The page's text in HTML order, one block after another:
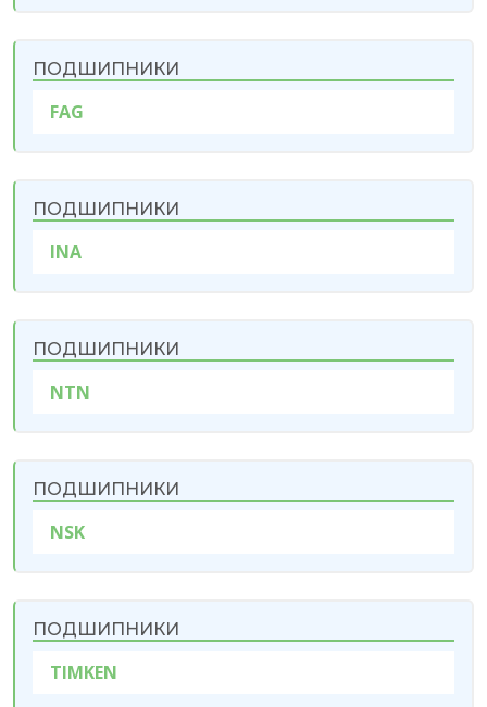
ПОДШИПНИКИ
FAG
ПОДШИПНИКИ
INA
ПОДШИПНИКИ
NTN
ПОДШИПНИКИ
NSK
ПОДШИПНИКИ
TIMKEN